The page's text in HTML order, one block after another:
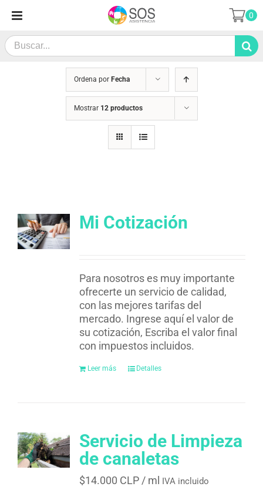
contenido
Search
for:
0
Ordena por Fecha
Mostrar 12 productos
Mi Cotización
Para nosotros es muy importante
ofrecerte un servicio de calidad,
con las mejores tarifas del
mercado. Ingrese aquí el valor de
su cotización, Escriba el valor final
con impuestos incluidos.
Leer más Detalles
Servicio de Limpieza
de canaletas
$14.000 CLP/ ml IVA incluido